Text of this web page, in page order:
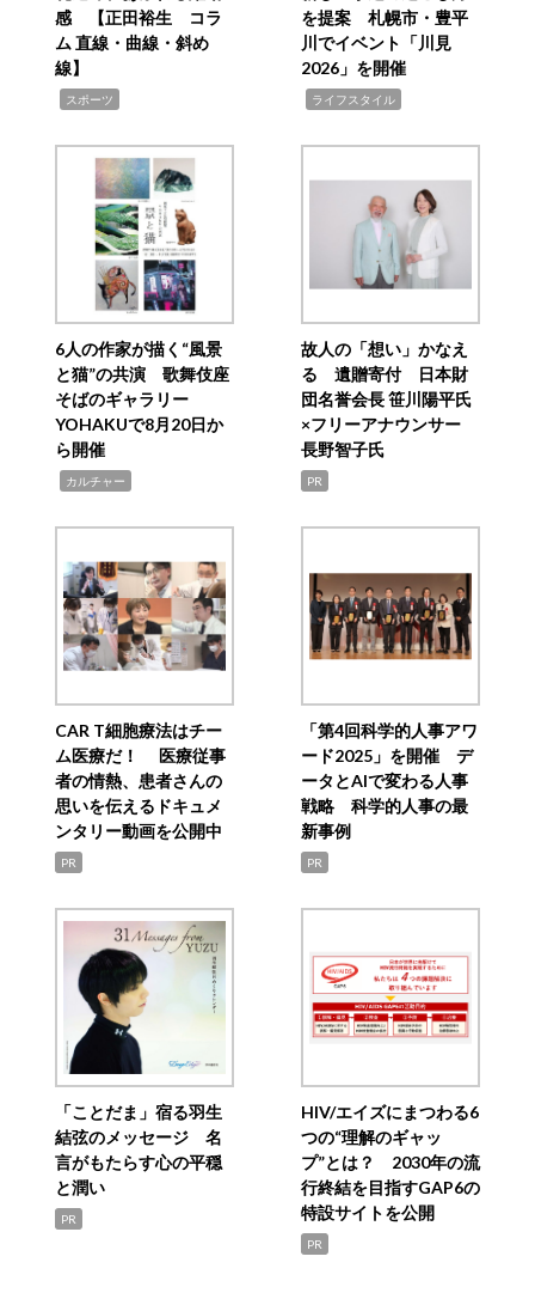
感 【正田裕生 コラ
ム 直線・曲線・斜め
線】
スポーツ
を提案 札幌市・豊平
川でイベント「川見
2026」を開催
ライフスタイル
6人の作家が描く“風景
と猫”の共演 歌舞伎座
そばのギャラリー
YOHAKUで8月20日か
ら開催
カルチャー
故人の「想い」かなえ
る 遺贈寄付 日本財
団名誉会長 笹川陽平氏
×フリーアナウンサー
長野智子氏
PR
CAR T細胞療法はチー
ム医療だ！ 医療従事
者の情熱、患者さんの
思いを伝えるドキュメ
ンタリー動画を公開中
PR
「第4回科学的人事アワ
ード2025」を開催 デ
ータとAIで変わる人事
戦略 科学的人事の最
新事例
PR
「ことだま」宿る羽生
結弦のメッセージ 名
言がもたらす心の平穏
と潤い
PR
HIV/エイズにまつわる6
つの“理解のギャッ
プ”とは？ 2030年の流
行終結を目指すGAP6の
特設サイトを公開
PR